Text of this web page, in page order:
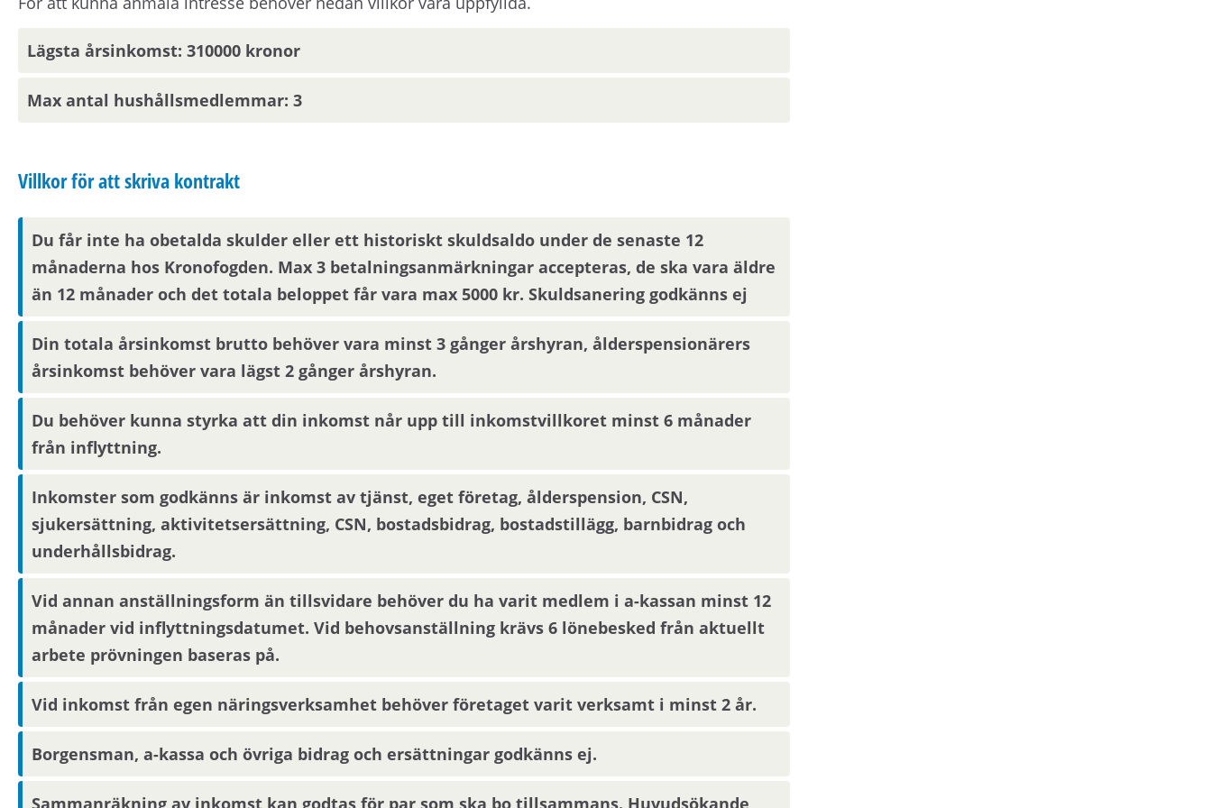
Parkering
Lediga parkeringsplatser publiceras på hyresvärdens hemsida.
Visningsinformation
Om du är en av dem som blir aktuell för en bostad kommer du att bli inbjuden till visning eller få ny
kompletterande information i form av bilder/video eller rangordning. Visningsinbjudan kommer att
synas på Mina sidor samt skickas på mejl om du har fyllt i en aktuell mejladress. Om du har
skyddade personuppgifter får du endast visningsinbjudan via Mina sidor.
Boendereferenser
Om du blir aktuell för bostaden behöver du kontakta din nuvarande hyresvärd och godkänna att
denne lämnar ut boendereferenser om dig till den nya hyresvärden.
Om området
Bostaden är belägen i Brandbergen, cirka 2 mil söder om Stockholm. Området är naturnära.
Det finns direktbuss till Stockholm och pendeltågsstation. Det finns förskolor, grundskola och ett
lokalt centrum. Det är även gångavstånd till Tyresta nationalpark. I området finns en utomhuspool
som har öppet sommartid.
Lägsta årsinkomst: 310000 kronor
Max antal hushållsmedlemmar: 3
Villkor för att skriva kontrakt
Du får inte ha obetalda skulder eller ett historiskt skuldsaldo under de senaste 12
månaderna hos Kronofogden. Max 3 betalningsanmärkningar accepteras, de ska vara äldre
än 12 månader och det totala beloppet får vara max 5000 kr. Skuldsanering godkänns ej
Din totala årsinkomst brutto behöver vara minst 3 gånger årshyran, ålderspensionärers
årsinkomst behöver vara lägst 2 gånger årshyran.
Du behöver kunna styrka att din inkomst når upp till inkomstvillkoret minst 6 månader
från inflyttning.
Inkomster som godkänns är inkomst av tjänst, eget företag, ålderspension, CSN,
sjukersättning, aktivitetsersättning, CSN, bostadsbidrag, bostadstillägg, barnbidrag och
underhållsbidrag.
Vid annan anställningsform än tillsvidare behöver du ha varit medlem i a-kassan minst 12
månader vid inflyttningsdatumet. Vid behovsanställning krävs 6 lönebesked från aktuellt
arbete prövningen baseras på.
Vid inkomst från egen näringsverksamhet behöver företaget varit verksamt i minst 2 år.
Borgensman, a-kassa och övriga bidrag och ersättningar godkänns ej.